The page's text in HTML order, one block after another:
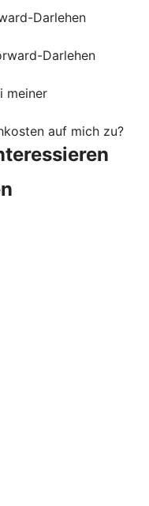
Darlehen
Darlehen
meiner
auf mich zu?